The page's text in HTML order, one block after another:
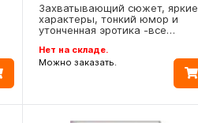
Захватывающий сюжет, яркие
характеры, тонкий юмор и
утонченная эротика -все…
Нет на складе.
Можно заказать.